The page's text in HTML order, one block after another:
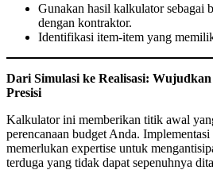
Gunakan hasil kalkulator sebagai
dengan kontraktor.
Identifikasi item-item yang
Dari Simulasi ke Realisasi:
Presisi
Kalkulator ini memberikan titik awal
perencanaan budget Anda.
memerlukan expertise untuk
terduga yang tidak dapat sepenuhnya